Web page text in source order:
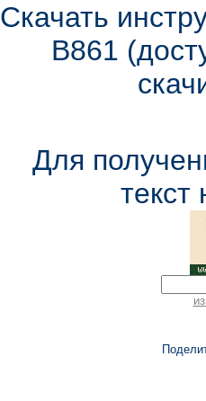
Скачать
B861
Для
текст